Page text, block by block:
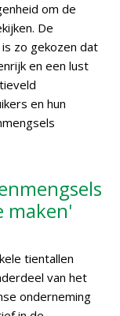
om de
De
zo gekozen dat
en een lust
en hun
maken'
tientallen
van het
onderneming